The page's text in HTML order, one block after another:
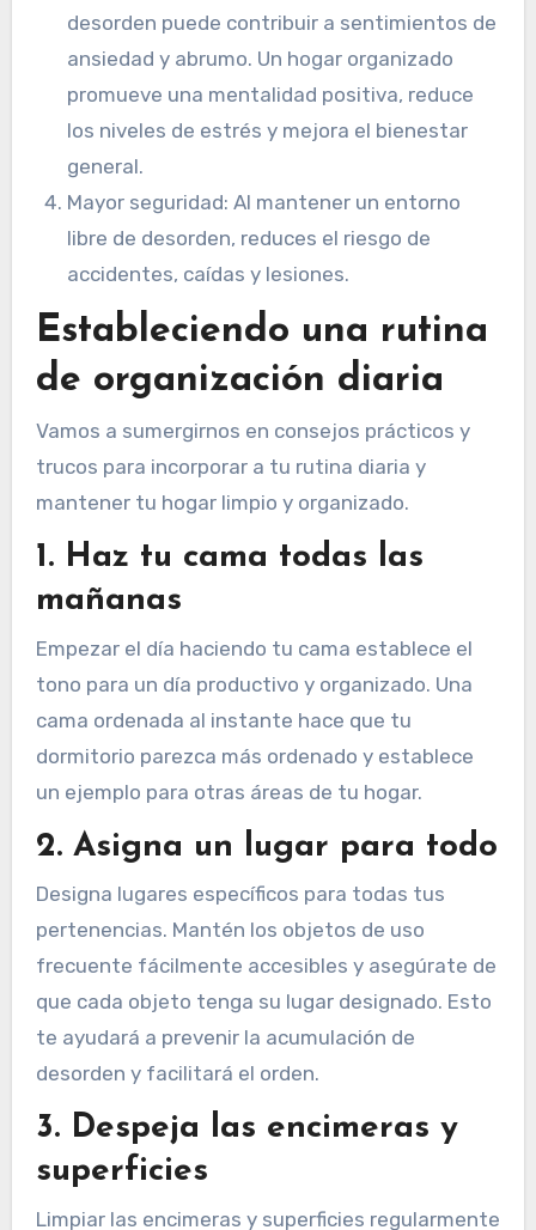
desorden puede contribuir a sentimientos de
ansiedad y abrumo. Un hogar organizado
promueve una mentalidad positiva, reduce
los niveles de estrés y mejora el bienestar
general.
Mayor seguridad: Al mantener un entorno
libre de desorden, reduces el riesgo de
accidentes, caídas y lesiones.
Estableciendo una rutina
de organización diaria
Vamos a sumergirnos en consejos prácticos y
trucos para incorporar a tu rutina diaria y
mantener tu hogar limpio y organizado.
1. Haz tu cama todas las
mañanas
Empezar el día haciendo tu cama establece el
tono para un día productivo y organizado. Una
cama ordenada al instante hace que tu
dormitorio parezca más ordenado y establece
un ejemplo para otras áreas de tu hogar.
2. Asigna un lugar para todo
Designa lugares específicos para todas tus
pertenencias. Mantén los objetos de uso
frecuente fácilmente accesibles y asegúrate de
que cada objeto tenga su lugar designado. Esto
te ayudará a prevenir la acumulación de
desorden y facilitará el orden.
3. Despeja las encimeras y
superficies
Limpiar las encimeras y superficies regularmente